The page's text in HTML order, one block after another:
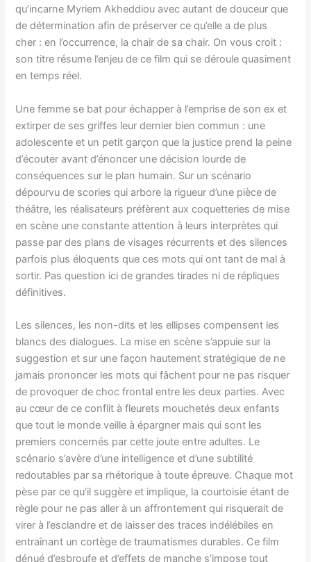
qu’incarne Myriem Akheddiou avec autant de douceur que
de détermination afin de préserver ce qu’elle a de plus
cher : en l’occurrence, la chair de sa chair. On vous croit :
son titre résume l’enjeu de ce film qui se déroule quasiment
en temps réel.
Une femme se bat pour échapper à l’emprise de son ex et
extirper de ses griffes leur dernier bien commun : une
adolescente et un petit garçon que la justice prend la peine
d’écouter avant d’énoncer une décision lourde de
conséquences sur le plan humain. Sur un scénario
dépourvu de scories qui arbore la rigueur d’une pièce de
théâtre, les réalisateurs préfèrent aux coquetteries de mise
en scène une constante attention à leurs interprètes qui
passe par des plans de visages récurrents et des silences
parfois plus éloquents que ces mots qui ont tant de mal à
sortir. Pas question ici de grandes tirades ni de répliques
définitives.
Les silences, les non-dits et les ellipses compensent les
blancs des dialogues. La mise en scène s’appuie sur la
suggestion et sur une façon hautement stratégique de ne
jamais prononcer les mots qui fâchent pour ne pas risquer
de provoquer de choc frontal entre les deux parties. Avec
au cœur de ce conflit à fleurets mouchetés deux enfants
que tout le monde veille à épargner mais qui sont les
premiers concernés par cette joute entre adultes. Le
scénario s’avère d’une intelligence et d’une subtilité
redoutables par sa rhétorique à toute épreuve. Chaque mot
pèse par ce qu’il suggère et implique, la courtoisie étant de
règle pour ne pas aller à un affrontement qui risquerait de
virer à l’esclandre et de laisser des traces indélébiles en
entraînant un cortège de traumatismes durables. Ce film
dénué d’esbroufe et d’effets de manche s’impose tout